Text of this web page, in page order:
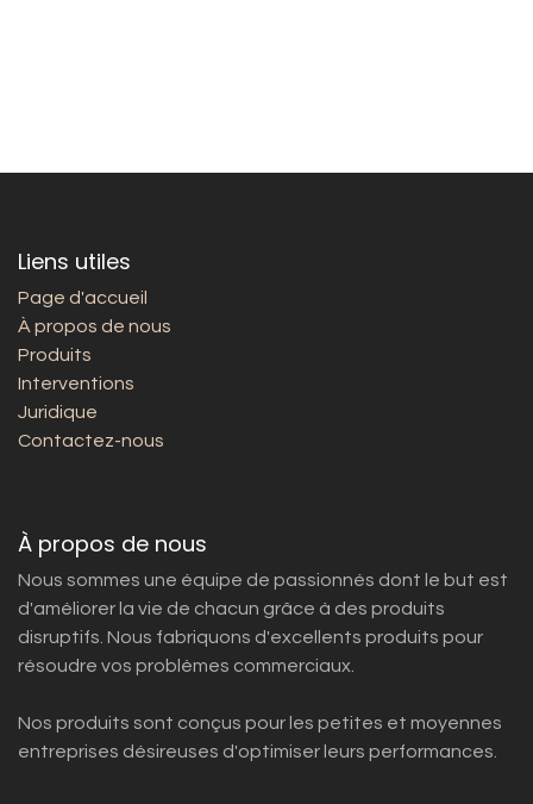
Liens utiles
Page d'accueil
À propos de nous
Produits
Interventions
Juridique
Contactez-nous
À propos de nous
Nous sommes une équipe de passionnés dont le but est
d'améliorer la vie de chacun grâce à des produits
disruptifs. Nous fabriquons d'excellents produits pour
résoudre vos problèmes commerciaux.
Nos produits sont conçus pour les petites et moyennes
entreprises désireuses d'optimiser leurs performances.